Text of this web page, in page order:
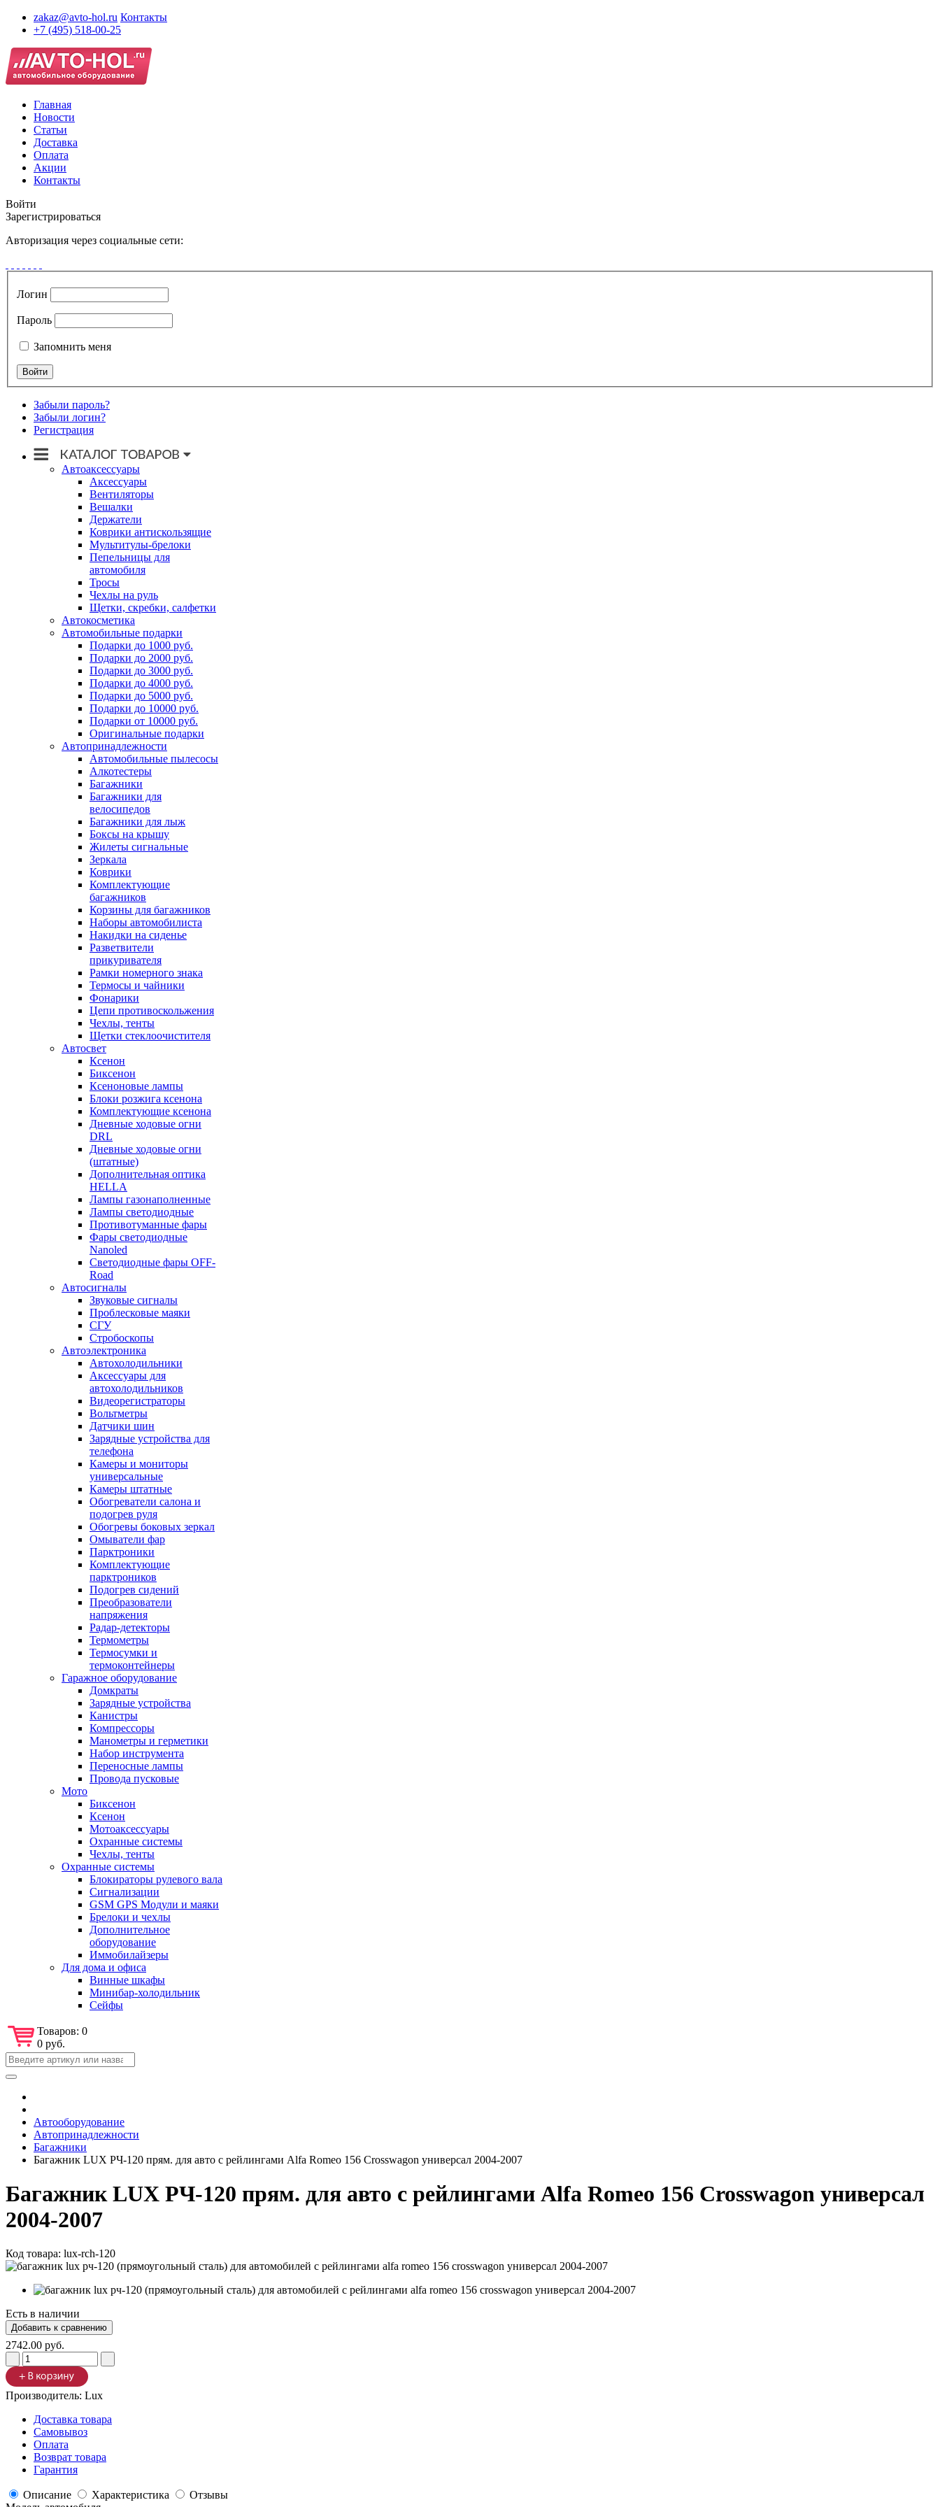
zakaz@avto-hol.ru Контакты
+7 (495) 518-00-25
Главная
Новости
Статьи
Доставка
Оплата
Акции
Контакты
Войти
Зарегистрироваться
Авторизация через социальные сети:
Логин
Пароль
Запомнить меня
Забыли пароль?
Забыли логин?
Регистрация
Автоаксессуары
Аксессуары
Вентиляторы
Вешалки
Держатели
Коврики антискользящие
Мультитулы-брелоки
Пепельницы для
автомобиля
Тросы
Чехлы на руль
Щетки, скребки, салфетки
Автокосметика
Автомобильные подарки
Подарки до 1000 руб.
Подарки до 2000 руб.
Подарки до 3000 руб.
Подарки до 4000 руб.
Подарки до 5000 руб.
Подарки до 10000 руб.
Подарки от 10000 руб.
Оригинальные подарки
Автопринадлежности
Автомобильные пылесосы
Алкотестеры
Багажники
Багажники для
велосипедов
Багажники для лыж
Боксы на крышу
Жилеты сигнальные
Зеркала
Коврики
Комплектующие
багажников
Корзины для багажников
Наборы автомобилиста
Накидки на сиденье
Разветвители
прикуривателя
Рамки номерного знака
Термосы и чайники
Фонарики
Цепи противоскольжения
Чехлы, тенты
Щетки стеклоочистителя
Автосвет
Ксенон
Биксенон
Ксеноновые лампы
Блоки розжига ксенона
Комплектующие ксенона
Дневные ходовые огни
DRL
Дневные ходовые огни
(штатные)
Дополнительная оптика
HELLA
Лампы газонаполненные
Лампы светодиодные
Противотуманные фары
Фары светодиодные
Nanoled
Светодиодные фары OFF-
Road
Автосигналы
Звуковые сигналы
Проблесковые маяки
СГУ
Стробоскопы
Автоэлектроника
Автохолодильники
Аксессуары для
автохолодильников
Видеорегистраторы
Вольтметры
Датчики шин
Зарядные устройства для
телефона
Камеры и мониторы
универсальные
Камеры штатные
Обогреватели салона и
подогрев руля
Обогревы боковых зеркал
Омыватели фар
Парктроники
Комплектующие
парктроников
Подогрев сидений
Преобразователи
напряжения
Радар-детекторы
Термометры
Термосумки и
термоконтейнеры
Гаражное оборудование
Домкраты
Зарядные устройства
Канистры
Компрессоры
Манометры и герметики
Набор инструмента
Переносные лампы
Провода пусковые
Мото
Биксенон
Ксенон
Мотоаксессуары
Охранные системы
Чехлы, тенты
Охранные системы
Блокираторы рулевого вала
Сигнализации
GSM GPS Модули и маяки
Брелоки и чехлы
Дополнительное
оборудование
Иммобилайзеры
Для дома и офиса
Винные шкафы
Минибар-холодильник
Сейфы
Товаров: 0
0 руб.
Автооборудование
Автопринадлежности
Багажники
Багажник LUX РЧ-120 прям. для авто с рейлингами Alfa Romeo 156 Crosswagon универсал 2004-2007
Багажник LUX РЧ-120 прям. для авто с рейлингами Alfa Romeo 156 Crosswagon универсал
2004-2007
Код товара: lux-rch-120
Есть в наличии
2742.00 руб.
Производитель: Lux
Доставка товара
Самовывоз
Оплата
Возврат товара
Гарантия
Описание Характеристика
Отзывы